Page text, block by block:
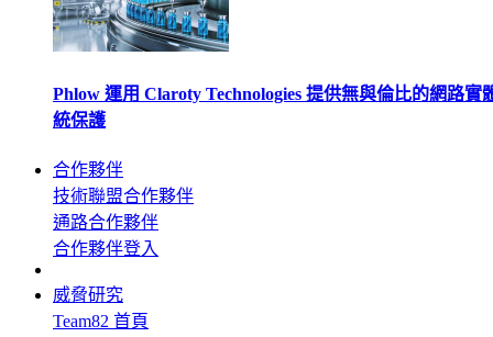
Phlow 運用 Claroty Technologies 提供無與倫比的網路實
統保護
合作夥伴
技術聯盟合作夥伴
通路合作夥伴
合作夥伴登入
威脅研究
Team82 首頁